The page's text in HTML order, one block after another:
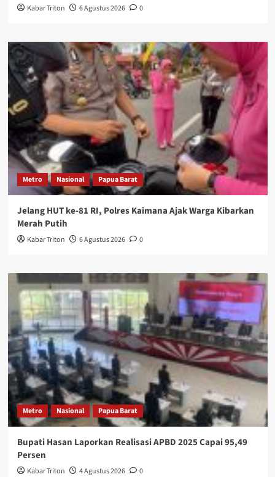
Kabar Triton 6 Agustus 2026 0
Metro Nasional Papua Barat
Jelang HUT ke-81 RI, Polres Kaimana Ajak Warga Kibarkan
Merah Putih
Kabar Triton 6 Agustus 2026 0
Metro Nasional Papua Barat
Bupati Hasan Laporkan Realisasi APBD 2025 Capai 95,49
Persen
Kabar Triton 4 Agustus 2026 0